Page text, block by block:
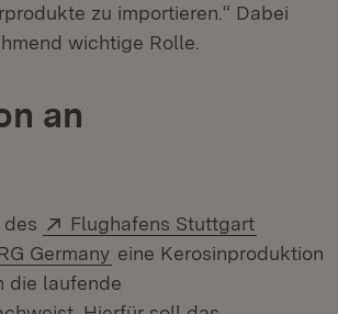
zu importieren.“ Dabei
wichtige Rolle.
an
Extern:
Flughafens Stuttgart
Fenster)
Germany (Öffnet in neuem Fenster)
eine Kerosinproduktion
die laufende